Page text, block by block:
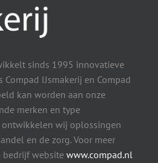
sinds 1995 innovatieve
IJsmakerij en Compad
kan worden aan onze
merken en type
ontwikkelen wij oplossingen
en de zorg. Voor meer
bedrijf website www.compad.nl